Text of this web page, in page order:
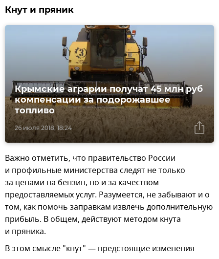
Кнут и пряник
26 июля 2018, 18:24
Крымские аграрии получат 45 млн руб
компенсации за подорожавшее
топливо
Важно отметить, что правительство России
и профильные министерства следят не только
за ценами на бензин, но и за качеством
предоставляемых услуг. Разумеется, не забывают и о
том, как помочь заправкам извлечь дополнительную
прибыль. В общем, действуют методом кнута
и пряника.
В этом смысле "кнут" — предстоящие изменения